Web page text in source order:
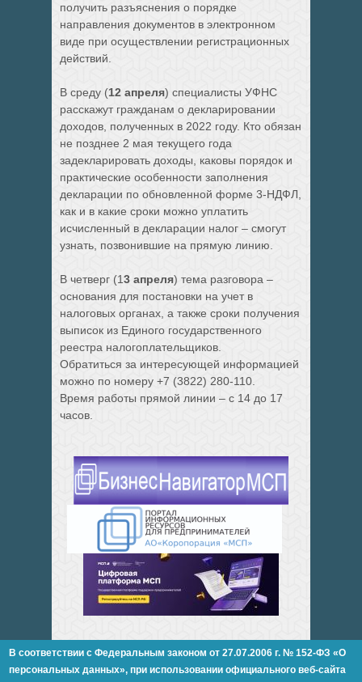
получить разъяснения о порядке
направления документов в электронном
виде при осуществлении регистрационных
действий.
В среду (12 апреля) специалисты УФНС
расскажут гражданам о декларировании
доходов, полученных в 2022 году. Кто обязан
не позднее 2 мая текущего года
задекларировать доходы, каковы порядок и
практические особенности заполнения
декларации по обновленной форме 3-НДФЛ,
как и в какие сроки можно уплатить
исчисленный в декларации налог – смогут
узнать, позвонившие на прямую линию.
В четверг (13 апреля) тема разговора –
основания для постановки на учет в
налоговых органах, а также сроки получения
выписок из Единого государственного
реестра налогоплательщиков.
Обратиться за интересующей информацией
можно по номеру +7 (3822) 280-110.
Время работы прямой линии – с 14 до 17
часов.
В соответствии с Федеральным законом от 27.07.2006 г. № 152-ФЗ «О
персональных данных»,при использовании официального веб-сайта